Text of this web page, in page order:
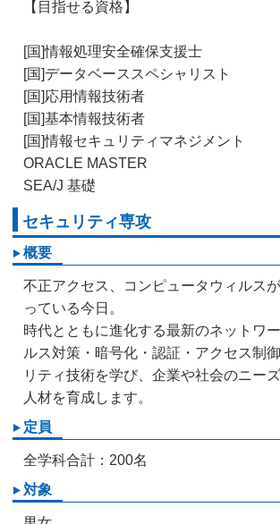
【目指せる資格】
[国]情報処理安全確保支援士
[国]データベーススペシャリスト
[国]応用情報技術者
[国]基本情報技術者
[国]情報セキュリティマネジメント
ORACLE MASTER
SEA/J 基礎
セキュリティ専攻
概要
不正アクセス、コンピュータウィルス
っている今日。
時代とともに進化する最新のネットワ
ルス対策・暗号化・認証・アクセス制
リティ技術を学び、企業や社会のニー
人材を育成します。
定員
全学科合計：200名
対象